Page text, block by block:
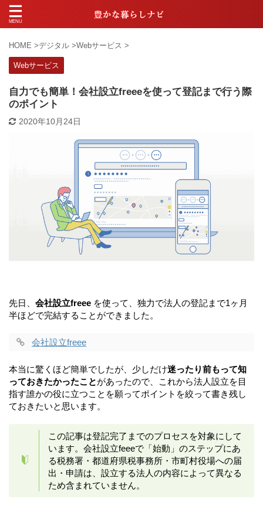
HOME >デジタル >Webサービス >
Webサービス
自力でも簡単！会社設立freeeを使って登記まで行う際
のポイント
2020年10月24日
先日、 会社設立freee を使って、独力で法人の登記まで1ヶ月
半ほどで完結することができました。
会社設立freee
本当に驚くほど簡単でしたが、少しだけ迷ったり前もって知
っておきたかったことがあったので、これから法人設立を目
指す誰かの役に立つことを願ってポイントを絞って書き残し
ておきたいと思います。
この記事は登記完了までのプロセスを対象にして
います。会社設立feeeで「始動」のステップにあ
る税務署・都道府県税事務所・市町村役場への届
出・申請は、設立する法人の内容によって異なる
ため含まれていません。